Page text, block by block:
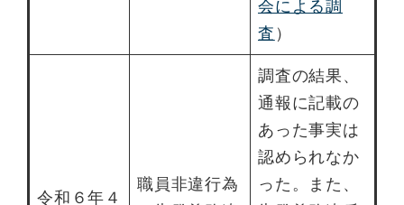
会による調
査 ）
令和６年４
職員非違行為
調査の結果、
通報に記載の
あった事実は
認められなか
った。また、